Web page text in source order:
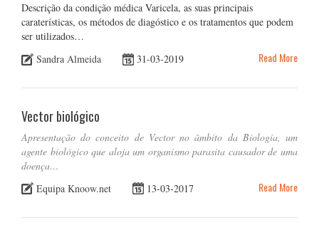
Descrição da condição médica Varicela, as suas principais
caraterísticas, os métodos de diagóstico e os tratamentos que podem
ser utilizados…
Sandra Almeida
31-03-2019 Read More
Vector biológico
Apresentação do conceito de Vector no âmbito da Biologia, um
agente biológico que aloja um organismo parasita causador de uma
doença…
Equipa Knoow.net
13-03-2017 Read More